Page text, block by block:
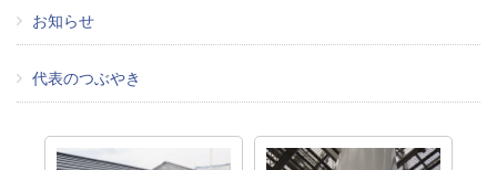
お知らせ
代表のつぶやき